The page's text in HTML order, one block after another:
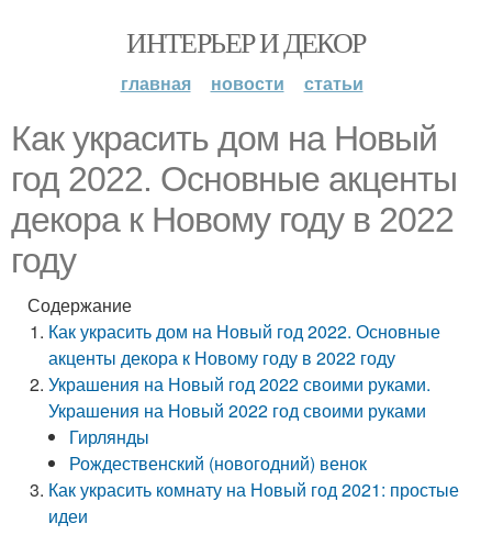
ИНТЕРЬЕР И ДЕКОР
главная новости статьи
Как украсить дом на Новый
год 2022. Основные акценты
декора к Новому году в 2022
году
Содержание
Как украсить дом на Новый год 2022. Основные
акценты декора к Новому году в 2022 году
Украшения на Новый год 2022 своими руками.
Украшения на Новый 2022 год своими руками
Гирлянды
Рождественский (новогодний) венок
Как украсить комнату на Новый год 2021: простые
идеи